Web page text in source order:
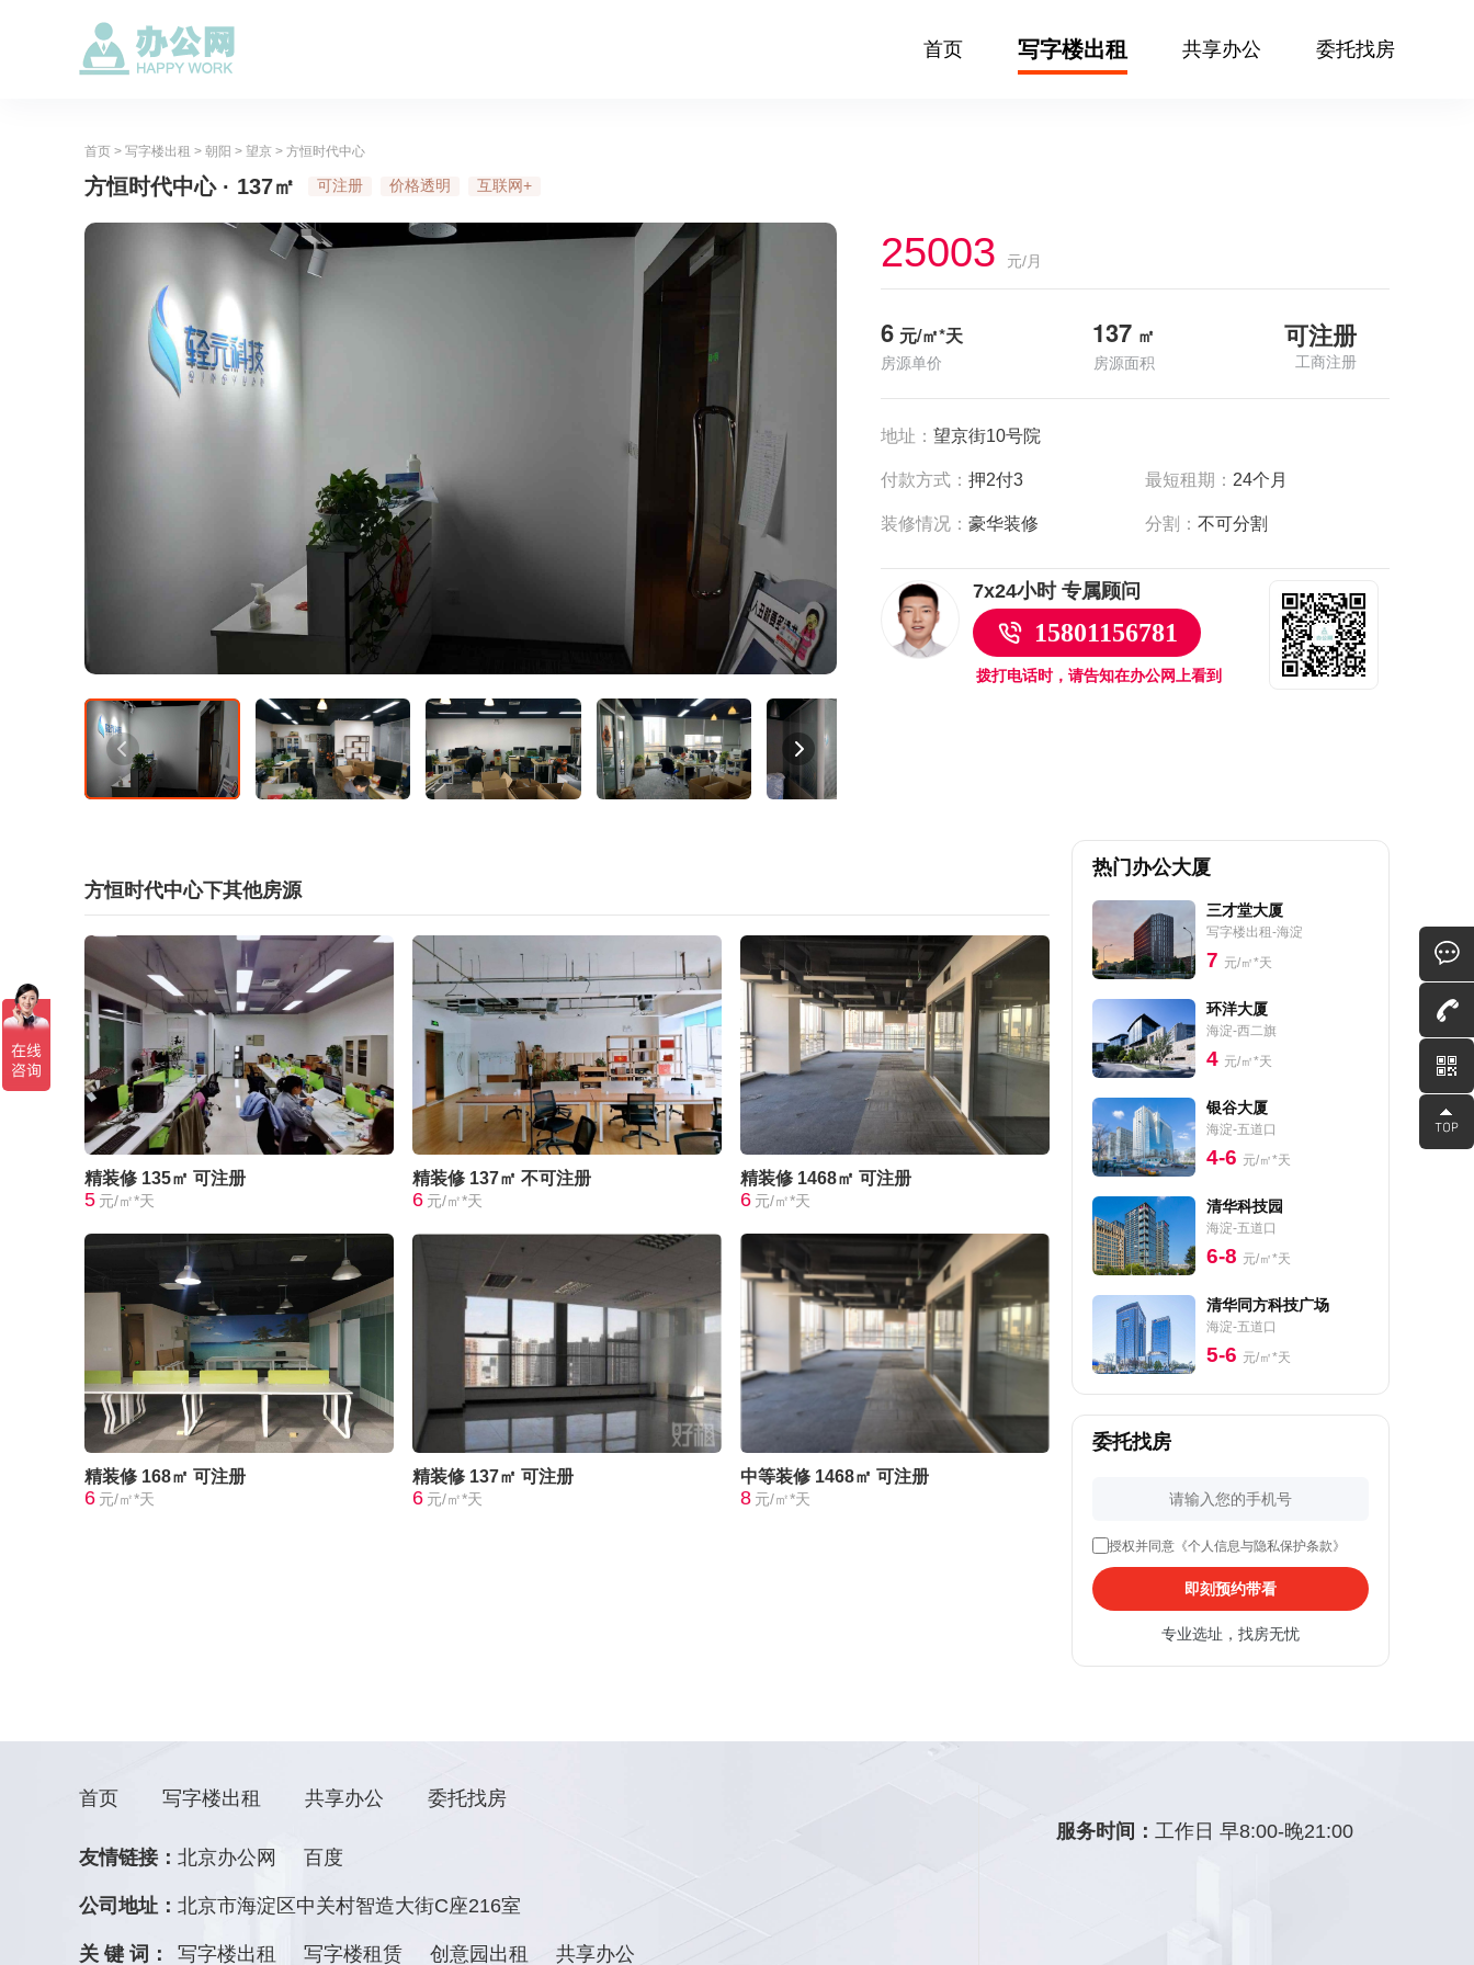
首页 写字楼出租 共享办公 委托找房
首页 > 写字楼出租 > 朝阳 > 望京 > 方恒时代中心
方恒时代中心 · 137㎡ 可注册 价格透明 互联网+
25003 元/月
6 元/㎡*天
房源单价
137 ㎡
房源面积
可注册
工商注册
地址： 望京街10号院
付款方式： 押2付3 最短租期： 24个月
装修情况： 豪华装修 分割：不可分割
7x24小时 专属顾问
15801156781
拨打电话时，请告知在办公网上看到
方恒时代中心下其他房源
精装修 135㎡ 可注册
5 元/㎡*天
精装修 137㎡ 不可注册
6 元/㎡*天
精装修 1468㎡ 可注册
6 元/㎡*天
精装修 168㎡ 可注册
6 元/㎡*天
精装修 137㎡ 可注册
6 元/㎡*天
中等装修 1468㎡ 可注册
8 元/㎡*天
热门办公大厦
三才堂大厦
写字楼出租-海淀
7 元/㎡*天
环洋大厦
海淀-西二旗
4 元/㎡*天
银谷大厦
海淀-五道口
4-6 元/㎡*天
清华科技园
海淀-五道口
6-8 元/㎡*天
清华同方科技广场
海淀-五道口
5-6 元/㎡*天
委托找房
授权并同意《个人信息与隐私保护条款》
即刻预约带看
专业选址，找房无忧
首页 写字楼出租 共享办公 委托找房
友情链接： 北京办公网 百度
公司地址： 北京市海淀区中关村智造大街C座216室
关 键 词： 写字楼出租 写字楼租赁 创意园出租 共享办公
服务时间：工作日 早8:00-晚21:00